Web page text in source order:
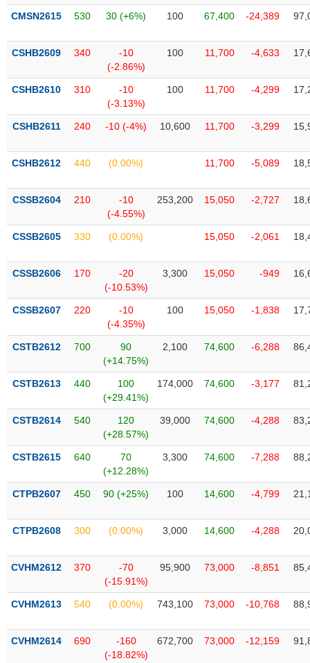
liệu
Tâm
lý
CMSN2615 530 30 (+6%) 100 67,400 -24,389
CSHB2609 340
-10
(-2.86%)
100 11,700 -4,633
CSHB2610 310
-10
(-3.13%)
100 11,700 -4,299
CSHB2611 240 -10 (-4%) 10,600 11,700 -3,299
CSHB2612 440 (0.00%) 11,700 -5,089
CSSB2604 210
-10
(-4.55%)
253,200 15,050 -2,727
CSSB2605 330 (0.00%) 15,050 -2,061
CSSB2606 170
-20
(-10.53%)
3,300 15,050 -949
CSSB2607 220
-10
(-4.35%)
100 15,050 -1,838
CSTB2612 700
90
(+14.75%)
2,100 74,600 -6,288
CSTB2613 440
100
(+29.41%)
174,000 74,600 -3,177
CSTB2614 540
120
(+28.57%)
39,000 74,600 -4,288
CSTB2615 640
70
(+12.28%)
3,300 74,600 -7,288
CTPB2607 450 90 (+25%) 100 14,600 -4,799
CTPB2608 300 (0.00%) 3,000 14,600 -4,288
CVHM2612 370
-70
(-15.91%)
95,900 73,000 -8,851
CVHM2613 540 (0.00%) 743,100 73,000 -10,768
CVHM2614 690
-160
(-18.82%)
672,700 73,000 -12,159
TIÊU
KHÔNG
YẾU
TIÊU
DÙNG
CHĂM
SÓC
KHỎE
CÔNG
THÔNG
DỊCH
TRUYỀN